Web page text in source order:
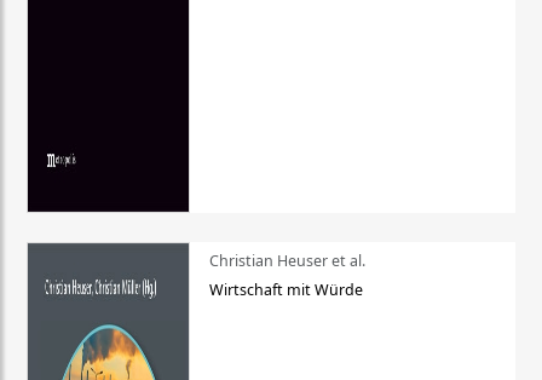
Christian Heuser et al.
Wirtschaft mit Würde